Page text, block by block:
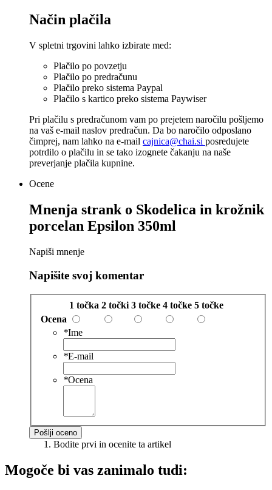
Način plačila
V spletni trgovini lahko izbirate med:
Plačilo po povzetju
Plačilo po predračunu
Plačilo preko sistema Paypal
Plačilo s kartico preko sistema Paywiser
Pri plačilu s predračunom vam po prejetem naročilu pošljemo
na vaš e-mail naslov predračun. Da bo naročilo odposlano
čimprej, nam lahko na e-mail cajnica@chai.si posredujete
potrdilo o plačilu in se tako izognete čakanju na naše
preverjanje plačila kupnine.
Ocene
Mnenja strank o Skodelica in krožnik
porcelan Epsilon 350ml
Napiši mnenje
Napišite svoj komentar
1 točka 2 točki 3 točke 4 točke 5 točke
Ocena
*Ime
*E-mail
*Ocena
Pošlji oceno
Bodite prvi in ocenite ta artikel
Mogoče bi vas zanimalo tudi: